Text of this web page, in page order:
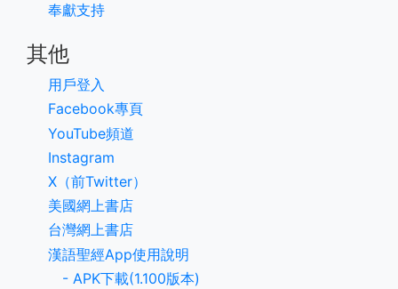
奉獻支持
其他
用戶登入
Facebook專頁
YouTube頻道
Instagram
X（前Twitter）
美國網上書店
台灣網上書店
漢語聖經App使用說明
- APK下載(1.100版本)